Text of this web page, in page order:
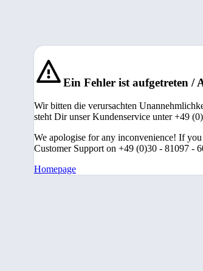
Ein Fehler ist aufgetreten /
Wir bitten die verursachten
steht Dir unser Kundenservice unter +49
We apologise for any inconvenience! If
Customer Support on +49 (0)30 - 81097 -
Homepage